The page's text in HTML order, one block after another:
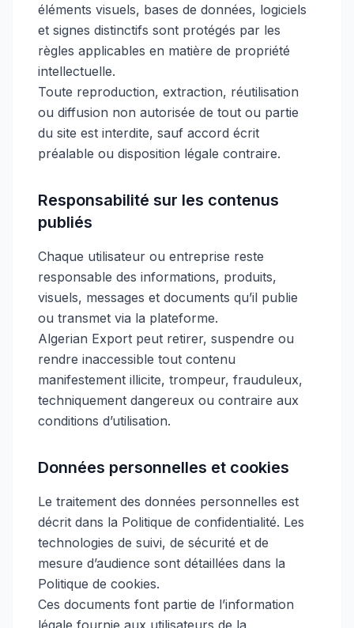
éléments visuels, bases de données, logiciels
et signes distinctifs sont protégés par les
règles applicables en matière de propriété
intellectuelle.
Toute reproduction, extraction, réutilisation
ou diffusion non autorisée de tout ou partie
du site est interdite, sauf accord écrit
préalable ou disposition légale contraire.
Responsabilité sur les contenus
publiés
Chaque utilisateur ou entreprise reste
responsable des informations, produits,
visuels, messages et documents qu’il publie
ou transmet via la plateforme.
Algerian Export peut retirer, suspendre ou
rendre inaccessible tout contenu
manifestement illicite, trompeur, frauduleux,
technique­ment dangereux ou contraire aux
conditions d’utilisation.
Données personnelles et cookies
Le traitement des données personnelles est
décrit dans la Politique de confidentialité. Les
technologies de suivi, de sécurité et de
mesure d’audience sont détaillées dans la
Politique de cookies.
Ces documents font partie de l’information
légale fournie aux utilisateurs de la